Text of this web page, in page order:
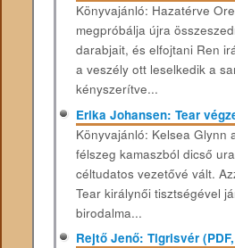
Könyvajánló: Hazatérve
megpróbálja újra
darabjait, és elfojtani Ren
a veszély ott leselkedik a
kényszerítve...
Erika Johansen: Tear
Könyvajánló: Kelsea Glynn
félszeg kamaszból dicső
céltudatos vezetővé vált.
Tear királynői tisztségével
birodalma...
Rejtő Jenő: Tigrisvér